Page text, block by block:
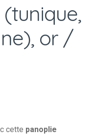
or /
cette panoplie